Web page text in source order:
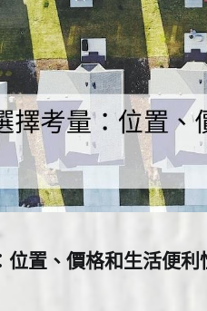
置、價格和生活便利